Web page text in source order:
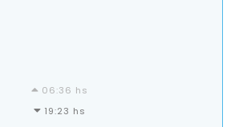
06:36 hs
19:23 hs